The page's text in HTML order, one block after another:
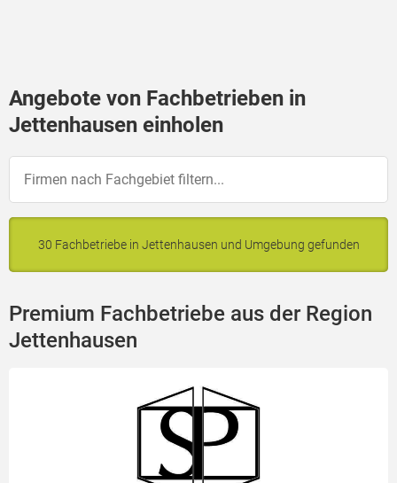
Angebote von Fachbetrieben in
Jettenhausen einholen
30 Fachbetriebe in Jettenhausen und Umgebung gefunden
Premium Fachbetriebe aus der Region
Jettenhausen